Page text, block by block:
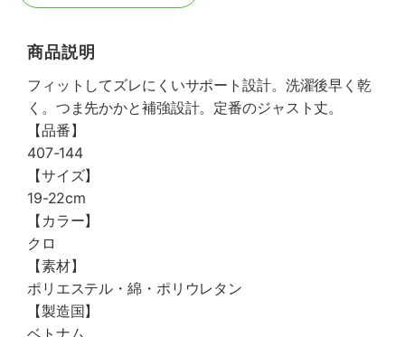
商品説明
フィットしてズレにくいサポート設計。洗濯後早く乾
く。つま先かかと補強設計。定番のジャスト丈。
【品番】
407-144
【サイズ】
19-22cm
【カラー】
クロ
【素材】
ポリエステル・綿・ポリウレタン
【製造国】
ベトナム